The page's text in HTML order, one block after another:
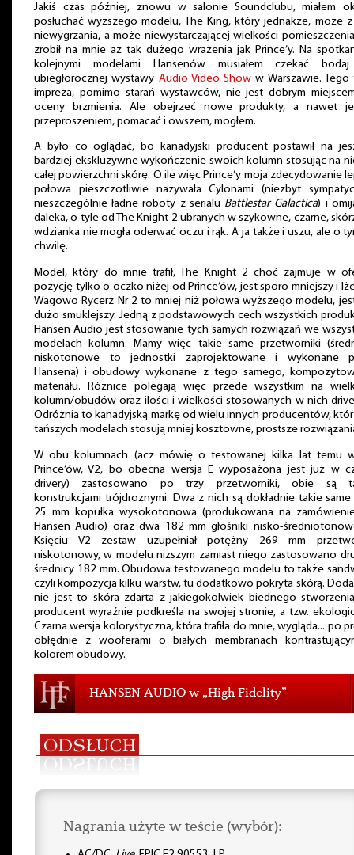
Jakiś czas później, znowu w salonie Soundclubu, miałem
posłuchać wyższego modelu, The King, który jednakże, może z
niewygrzania, a może niewystarczającej wielkości
zrobił na mnie aż tak dużego wrażenia jak Prince’y. Na
kolejnymi modelami Hansenów musiałem czekać
ubiegłorocznej wystawy Audio Video Show w Warszawie. Tego
impreza, pomimo starań wystawców, nie jest dobrym
oceny brzmienia. Ale obejrzeć nowe produkty, a nawet
przeproszeniem, pomacać i owszem, mogłem.
A było co oglądać, bo kanadyjski producent postawił na
bardziej ekskluzywne wykończenie swoich kolumn stosując na
całej powierzchni skórę. O ile więc Prince’y moja zdecydowanie
połowa pieszczotliwie nazywała Cylonami (niezbyt
nieszczególnie ładne roboty z serialu Battlestar Galactica) i
daleka, o tyle od The Knight 2 ubranych w szykowne, czarne,
wdzianka nie mogła oderwać oczu i rąk. A ja także i uszu, ale o
chwilę.
Model, który do mnie trafił, The Knight 2 choć zajmuje w
pozycję tylko o oczko niżej od Prince’ów, jest sporo mniejszy i
Wagowo Rycerz Nr 2 to mniej niż połowa wyższego modelu,
dużo smuklejszy. Jedną z podstawowych cech wszystkich
Hansen Audio jest stosowanie tych samych rozwiązań we
modelach kolumn. Mamy więc takie same przetworniki
niskotonowe to jednostki zaprojektowane i wykonane
Hansena) i obudowy wykonane z tego samego,
materiału. Różnice polegają więc przede wszystkim na
kolumn/obudów oraz ilości i wielkości stosowanych w nich
Odróżnia to kanadyjską markę od wielu innych producentów,
tańszych modelach stosują mniej kosztowne, prostsze
W obu kolumnach (acz mówię o testowanej kilka lat temu
Prince’ów, V2, bo obecna wersja E wyposażona jest już w
drivery) zastosowano po trzy przetworniki, obie są
konstrukcjami trójdrożnymi. Dwa z nich są dokładnie takie
25 mm kopułka wysokotonowa (produkowana na
Hansen Audio) oraz dwa 182 mm głośniki nisko-
Księciu V2 zestaw uzupełniał potężny 269 mm
niskotonowy, w modelu niższym zamiast niego zastosowano
średnicy 182 mm. Obudowa testowanego modelu to także
czyli kompozycja kilku warstw, tu dodatkowo pokryta skórą.
nie jest to skóra zdarta z jakiegokolwiek biednego
producent wyraźnie podkreśla na swojej stronie, a tzw.
Czarna wersja kolorystyczna, która trafiła do mnie, wygląda... po
obłędnie z wooferami o białych membranach
kolorem obudowy.
HANSEN AUDIO w „High Fidelity”
Nagrania użyte w teście (wybór):